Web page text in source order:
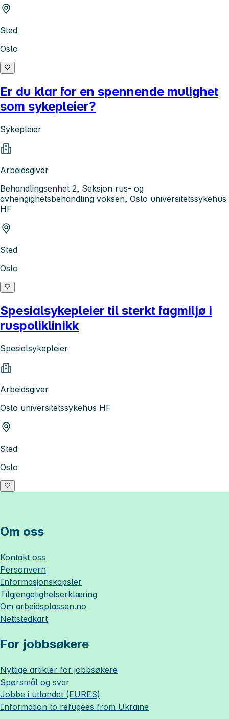
Sted
Oslo
Er du klar for en spennende mulighet
som sykepleier?
Sykepleier
Arbeidsgiver
Behandlingsenhet 2, Seksjon rus- og
avhengighetsbehandling voksen, Oslo universitetssykehus
HF
Sted
Oslo
Spesialsykepleier til sterkt fagmiljø i
ruspoliklinikk
Spesialsykepleier
Arbeidsgiver
Oslo universitetssykehus HF
Sted
Oslo
Om oss
Kontakt oss
Personvern
Informasjonskapsler
Tilgjengelighetserklæring
Om arbeidsplassen.no
Nettstedkart
For jobbsøkere
Nyttige artikler for jobbsøkere
Spørsmål og svar
Jobbe i utlandet (EURES)
Information to refugees from Ukraine